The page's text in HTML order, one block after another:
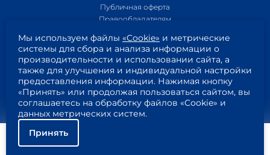
Публичная оферта
Правообладателям
Приложение 1
Приложение 2
Согласие на обработку персональных данных
Пользовательское соглашение
Мы используем файлы «Cookie» и метрические
системы для сбора и анализа информации о
производительности и использовании сайта, а
также для улучшения и индивидуальной настройки
предоставления информации. Нажимая кнопку
«Принять» или продолжая пользоваться сайтом, вы
соглашаетесь на обработку файлов «Cookie» и
данных метрических систем.
Принять